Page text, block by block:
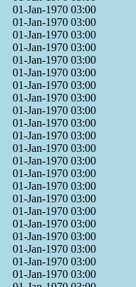
01-Jan-1970 03:00
01-Jan-1970 03:00
01-Jan-1970 03:00
01-Jan-1970 03:00
01-Jan-1970 03:00
01-Jan-1970 03:00
01-Jan-1970 03:00
01-Jan-1970 03:00
01-Jan-1970 03:00
01-Jan-1970 03:00
01-Jan-1970 03:00
01-Jan-1970 03:00
01-Jan-1970 03:00
01-Jan-1970 03:00
01-Jan-1970 03:00
01-Jan-1970 03:00
01-Jan-1970 03:00
01-Jan-1970 03:00
01-Jan-1970 03:00
01-Jan-1970 03:00
01-Jan-1970 03:00
01-Jan-1970 03:00